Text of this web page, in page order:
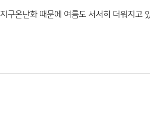
지구온난화 때문에 여름도 서서히 더워지고